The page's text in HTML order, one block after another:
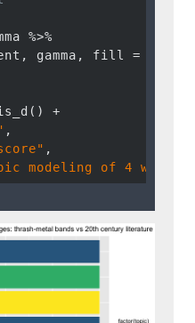
%>%
gamma, fill =
+
,
,
modeling of 4